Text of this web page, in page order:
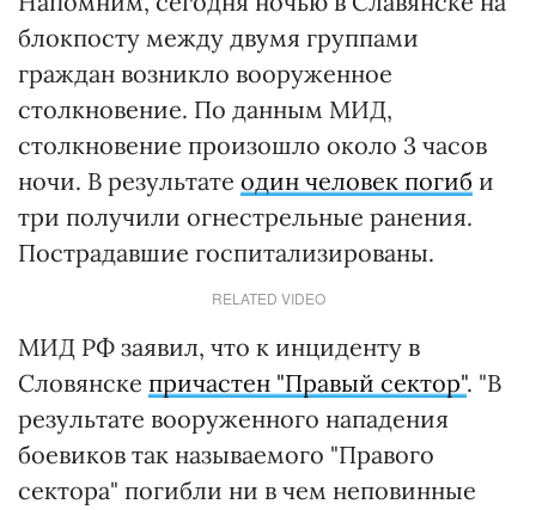
блокпосту между двумя группами
граждан возникло вооруженное
столкновение. По данным МИД,
столкновение произошло около 3 часов
ночи. В результате один человек погиб и
три получили огнестрельные ранения.
Пострадавшие госпитализированы.
RELATED VIDEO
МИД РФ заявил, что к инциденту в
Словянске причастен "Правый сектор". "В
результате вооруженного нападения
боевиков так называемого "Правого
сектора" погибли ни в чем неповинные